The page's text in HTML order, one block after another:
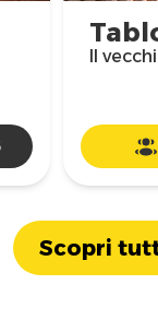
Il
Scopri